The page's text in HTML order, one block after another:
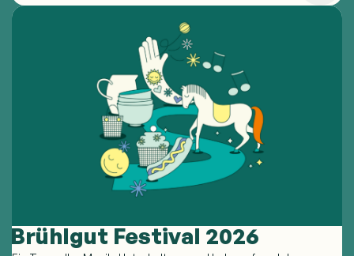
Brühlgut Festival 2026